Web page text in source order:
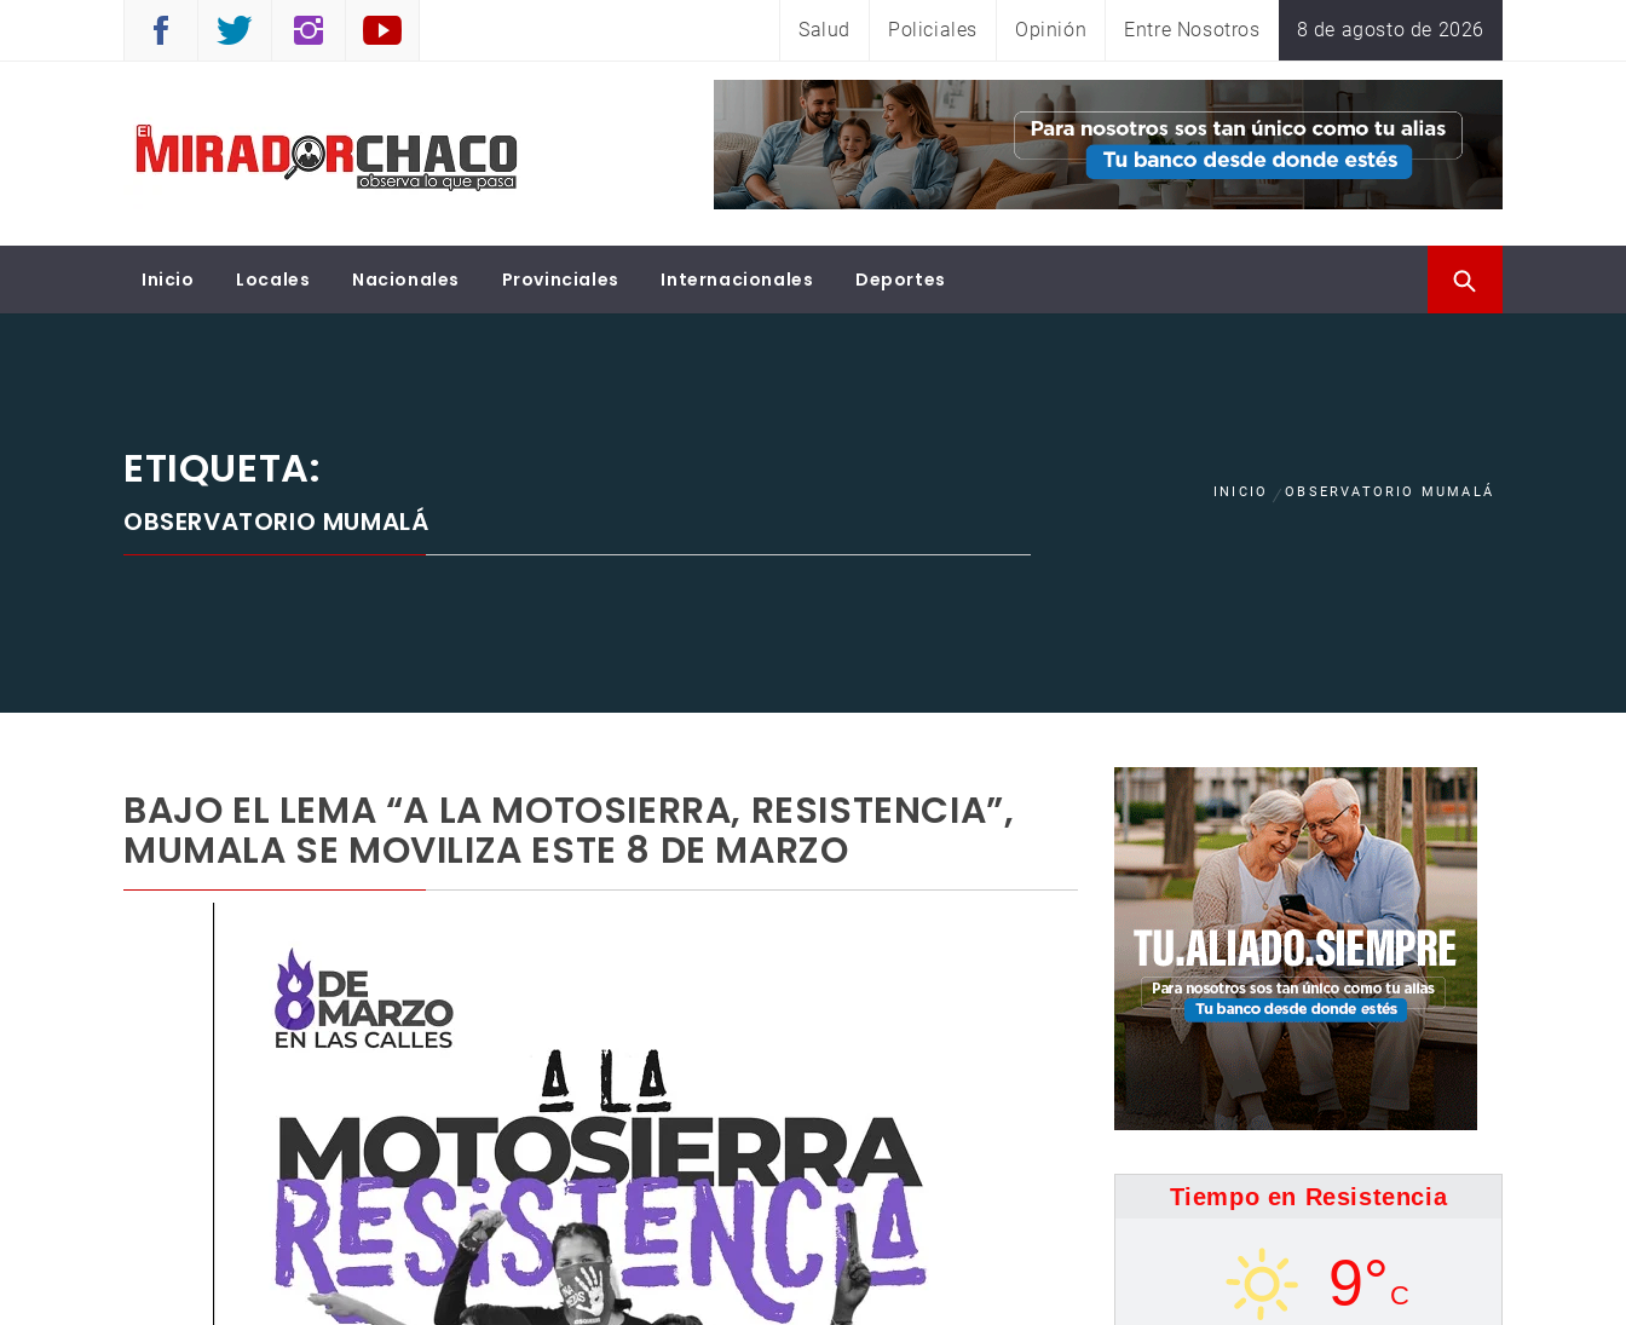
Salud Policiales Opinión Entre Nosotros 8 de agosto de 2026
EL MIRADOR CHACO
Inicio Locales Nacionales Provinciales Internacionales Deportes
ETIQUETA:
OBSERVATORIO MUMALÁ
INICIO OBSERVATORIO MUMALÁ
BAJO EL LEMA “A LA MOTOSIERRA, RESISTENCIA”,
MUMALA SE MOVILIZA ESTE 8 DE MARZO
Tiempo en Resistencia
9° C